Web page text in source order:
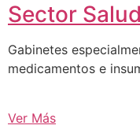
Sector Salud
Gabinetes
medicamentos e
Ver Más